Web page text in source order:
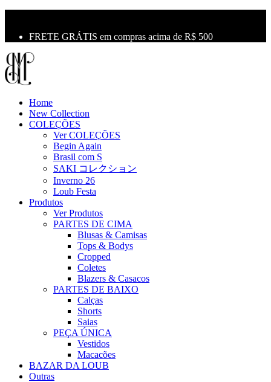
FRETE GRÁTIS em compras acima de R$ 500
Home
New Collection
COLEÇÕES
Ver COLEÇÕES
Begin Again
Brasil com S
SAKI コレクション
Inverno 26
Loub Festa
Produtos
Ver Produtos
PARTES DE CIMA
Blusas & Camisas
Tops & Bodys
Cropped
Coletes
Blazers & Casacos
PARTES DE BAIXO
Calças
Shorts
Saias
PEÇA ÚNICA
Vestidos
Macacões
BAZAR DA LOUB
Outras